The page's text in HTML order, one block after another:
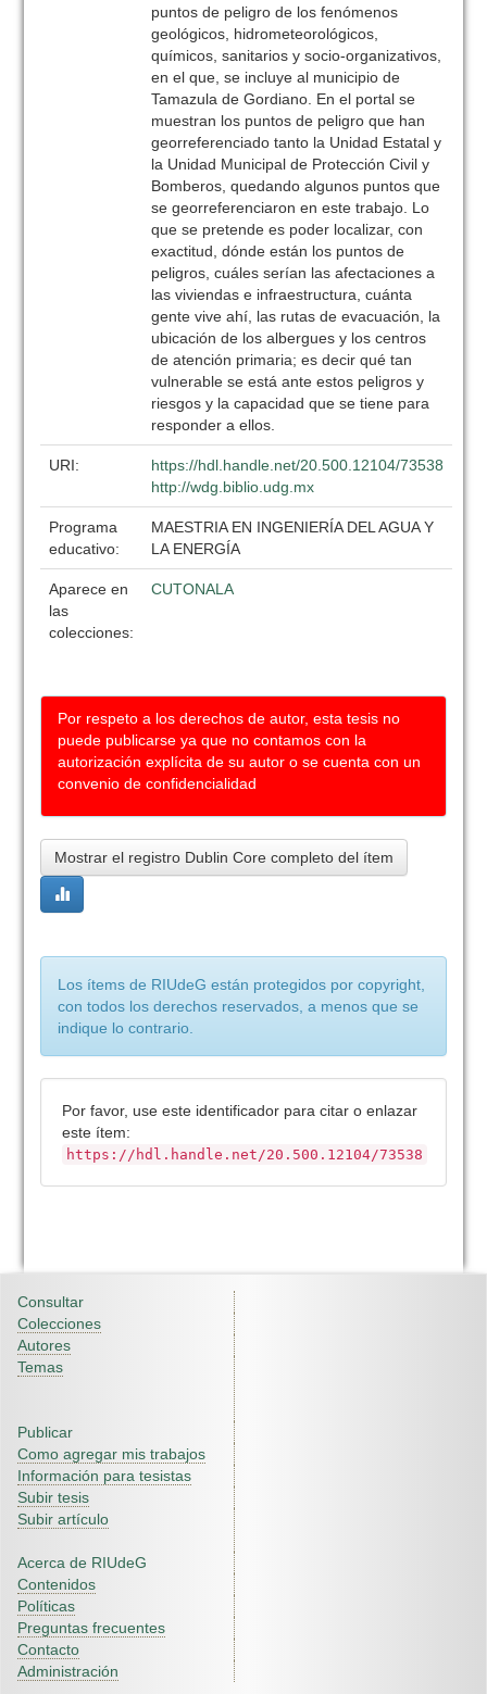
puntos de peligro de los fenómenos
geológicos, hidrometeorológicos,
químicos, sanitarios y socio-organizativos,
en el que, se incluye al municipio de
Tamazula de Gordiano. En el portal se
muestran los puntos de peligro que han
georreferenciado tanto la Unidad Estatal y
la Unidad Municipal de Protección Civil y
Bomberos, quedando algunos puntos que
se georreferenciaron en este trabajo. Lo
que se pretende es poder localizar, con
exactitud, dónde están los puntos de
peligros, cuáles serían las afectaciones a
las viviendas e infraestructura, cuánta
gente vive ahí, las rutas de evacuación, la
ubicación de los albergues y los centros
de atención primaria; es decir qué tan
vulnerable se está ante estos peligros y
riesgos y la capacidad que se tiene para
responder a ellos.
URI:
https://hdl.handle.net/20.500.12104/73538
http://wdg.biblio.udg.mx
Programa
educativo:
MAESTRIA EN INGENIERÍA DEL AGUA Y
LA ENERGÍA
Aparece en
las
colecciones:
CUTONALA
Por respeto a los derechos de autor, esta tesis no
puede publicarse ya que no contamos con la
autorización explícita de su autor o se cuenta con un
convenio de confidencialidad
Mostrar el registro Dublin Core completo del ítem
Los ítems de RIUdeG están protegidos por copyright,
con todos los derechos reservados, a menos que se
indique lo contrario.
Por favor, use este identificador para citar o enlazar
este ítem:
https://hdl.handle.net/20.500.12104/73538
Consultar
Colecciones
Autores
Temas
Publicar
Como agregar mis trabajos
Información para tesistas
Subir tesis
Subir artículo
Acerca de RIUdeG
Contenidos
Políticas
Preguntas frecuentes
Contacto
Administración